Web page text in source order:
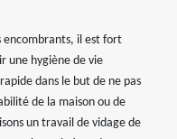
encombrants, il est fort
une hygiène de vie
dans le but de ne pas
de la maison ou de
un travail de vidage de